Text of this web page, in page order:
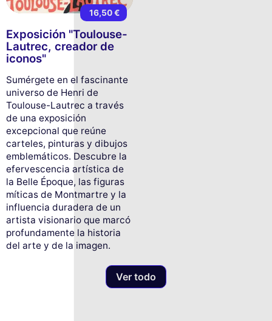
16,50 €
Exposición "Toulouse-
Lautrec, creador de
iconos"
Sumérgete en el fascinante
universo de Henri de
Toulouse-Lautrec a través
de una exposición
excepcional que reúne
carteles, pinturas y dibujos
emblemáticos. Descubre la
efervescencia artística de
la Belle Époque, las figuras
míticas de Montmartre y la
influencia duradera de un
artista visionario que marcó
profundamente la historia
del arte y de la imagen.
Ver todo